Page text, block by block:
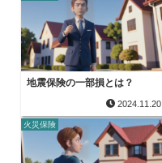
地震保険の一部損とは？
2024.11.20
火災保険